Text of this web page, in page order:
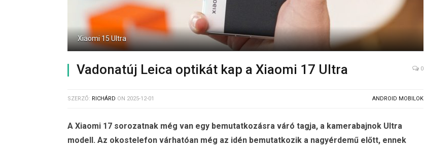
Xiaomi 15 Ultra
Vadonatúj Leica optikát kap a Xiaomi 17 Ultra 0
SZERZŐ: RICHÁRD ON 2025-12-01 ANDROID MOBILOK
A Xiaomi 17 sorozatnak még van egy bemutatkozásra váró tagja, a kamerabajnok Ultra
modell. Az okostelefon várhatóan még az idén bemutatkozik a nagyérdemű előtt, ennek